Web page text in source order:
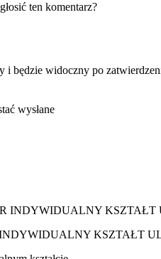
ten komentarz?
i będzie widoczny po
wysłane
INDYWIDUALNY KSZTAŁT